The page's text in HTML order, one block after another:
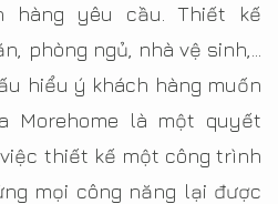
hàng yêu cầu. Thiết kế
phòng ngủ, nhà vệ sinh,…
hiểu ý khách hàng muốn
Morehome là một quyết
thiết kế một công trình
mọi công năng lại được